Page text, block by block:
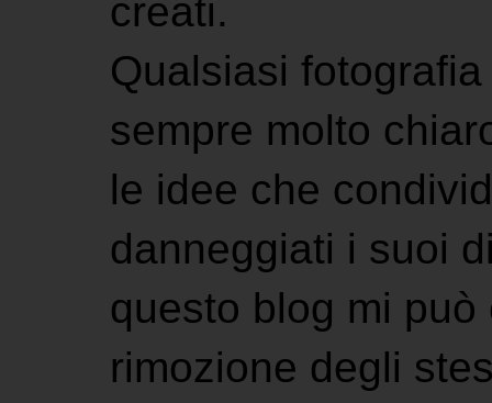
creati.
Qualsiasi
sempre molto
le idee che
danneggiati i suoi
questo blog mi
rimozione degli